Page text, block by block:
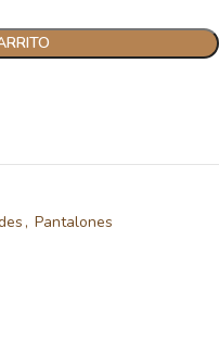
, Pantalones